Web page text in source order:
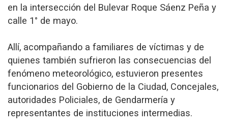
en la intersección del Bulevar Roque Sáenz Peña y
calle 1° de mayo.
Allí, acompañando a familiares de víctimas y de
quienes también sufrieron las consecuencias del
fenómeno meteorológico, estuvieron presentes
funcionarios del Gobierno de la Ciudad, Concejales,
autoridades Policiales, de Gendarmería y
representantes de instituciones intermedias.